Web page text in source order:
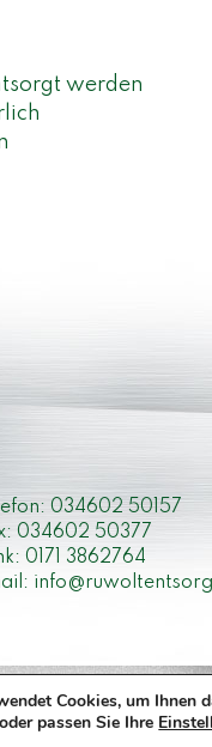
werden
034602 50157
034602 50377
0171 3862764
Cookies, um Ihnen
passen Sie Ihre